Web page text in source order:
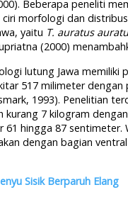
Beberapa peneliti
ciri morfologi dan
yaitu T. auratus
(2000)
lutung Jawa
517 milimeter
1993). Penelitian
kurang 7 kilogram
61 hingga 87
dengan bagian
Sisik Berparuh Elang